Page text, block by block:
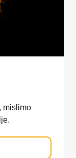
mislimo